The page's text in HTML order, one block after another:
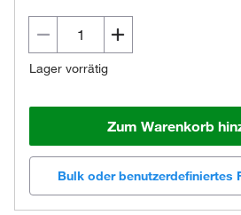
Lager vorrätig
Zum Warenkorb
Bulk oder benutzerdefiniertes